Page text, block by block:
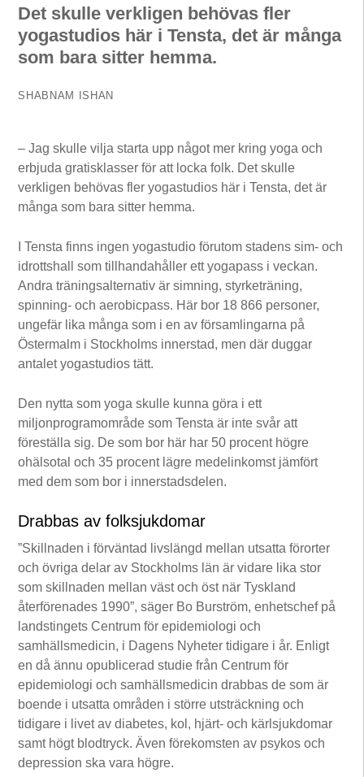
Det skulle verkligen behövas fler
yogastudios här i Tensta, det är många
som bara sitter hemma.
SHABNAM ISHAN
– Jag skulle vilja starta upp något mer kring yoga och
erbjuda gratisklasser för att locka folk. Det skulle
verkligen behövas fler yogastudios här i Tensta, det är
många som bara sitter hemma.
I Tensta finns ingen yogastudio förutom stadens sim- och
idrottshall som tillhandahåller ett yogapass i veckan.
Andra träningsalternativ är simning, styrketräning,
spinning- och aerobicpass. Här bor 18 866 personer,
ungefär lika många som i en av församlingarna på
Östermalm i Stockholms innerstad, men där duggar
antalet yogastudios tätt.
Den nytta som yoga skulle kunna göra i ett
miljonprogramområde som Tensta är inte svår att
föreställa sig. De som bor här har 50 procent högre
ohälsotal och 35 procent lägre medelinkomst jämfört
med dem som bor i innerstadsdelen.
Drabbas av folksjukdomar
”Skillnaden i förväntad livslängd mellan utsatta förorter
och övriga delar av Stockholms län är vidare lika stor
som skillnaden mellan väst och öst när Tyskland
återförenades 1990”, säger Bo Burström, enhetschef på
landstingets Centrum för epidemiologi och
samhällsmedicin, i Dagens Nyheter tidigare i år. Enligt
en då ännu opublicerad studie från Centrum för
epidemiologi och samhällsmedicin drabbas de som är
boende i utsatta områden i större utsträckning och
tidigare i livet av diabetes, kol, hjärt- och kärlsjukdomar
samt högt blodtryck. Även förekomsten av psykos och
depression ska vara högre.